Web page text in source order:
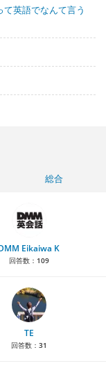
英語でなんて言う
総合
Eikaiwa K
回答数： 109
TE
回答数： 31